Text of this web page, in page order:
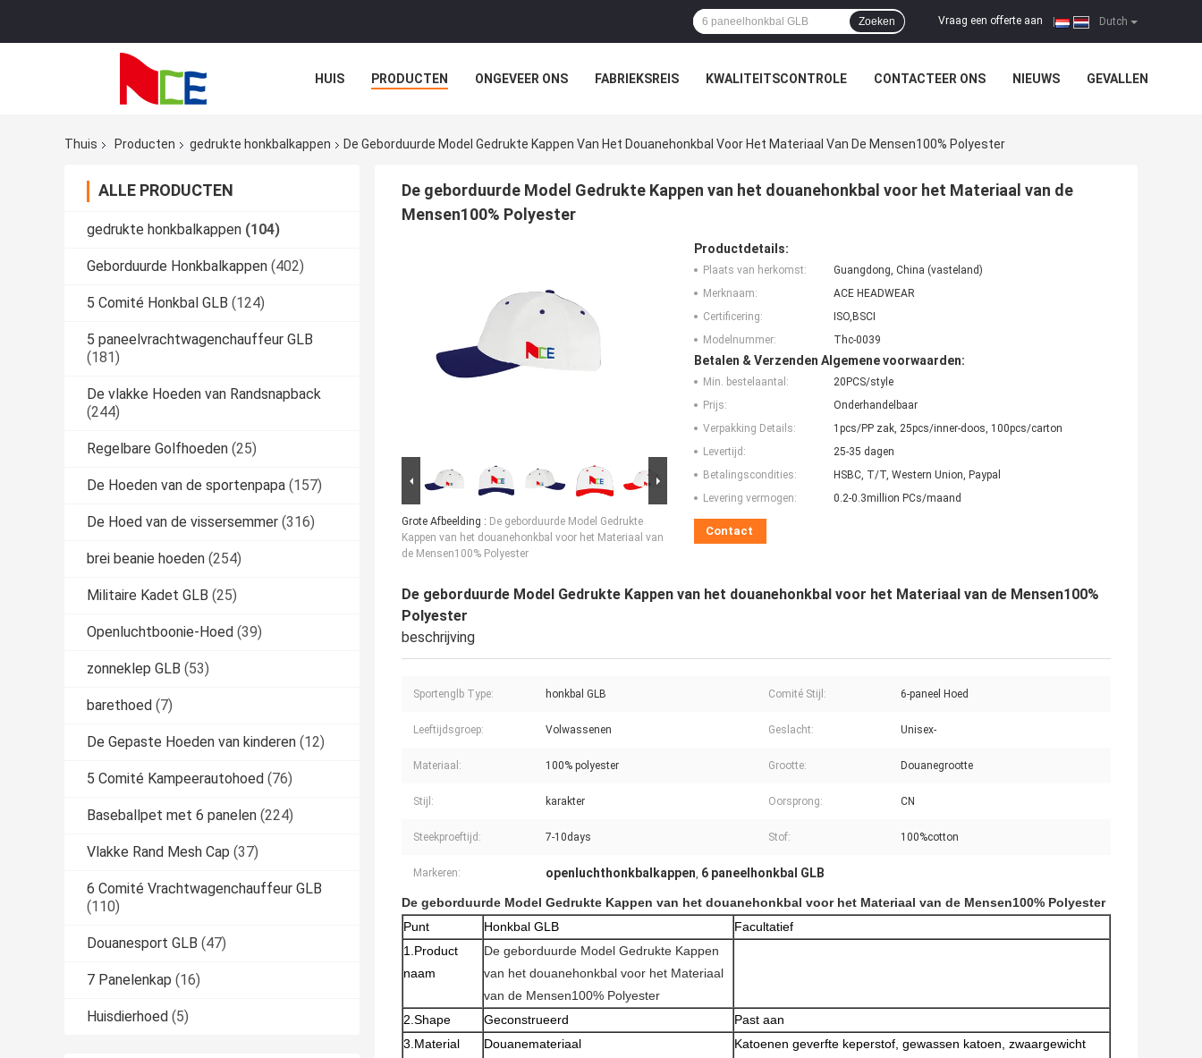
Dutch
Vraag een offerte aan
Zoeken
HUIS PRODUCTEN ONGEVEER ONS FABRIEKSREIS KWALITEITSCONTROLE CONTACTEER ONS NIEUWS GEVALLEN
Thuis Producten gedrukte honkbalkappen De Geborduurde Model Gedrukte Kappen Van Het Douanehonkbal Voor Het Materiaal Van De Mensen100% Polyester
ALLE PRODUCTEN
gedrukte honkbalkappen (104)
Geborduurde Honkbalkappen (402)
5 Comité Honkbal GLB (124)
5 paneelvrachtwagenchauffeur GLB
(181)
De vlakke Hoeden van Randsnapback
(244)
Regelbare Golfhoeden (25)
De Hoeden van de sportenpapa (157)
De Hoed van de vissersemmer (316)
brei beanie hoeden (254)
Militaire Kadet GLB (25)
Openluchtboonie-Hoed (39)
zonneklep GLB (53)
barethoed (7)
De Gepaste Hoeden van kinderen (12)
5 Comité Kampeerautohoed (76)
Baseballpet met 6 panelen (224)
Vlakke Rand Mesh Cap (37)
6 Comité Vrachtwagenchauffeur GLB
(110)
Douanesport GLB (47)
7 Panelenkap (16)
Huisdierhoed (5)
De geborduurde Model Gedrukte Kappen van het douanehonkbal voor het Materiaal van de
Mensen100% Polyester
Grote Afbeelding : De geborduurde Model Gedrukte
Kappen van het douanehonkbal voor het Materiaal van
de Mensen100% Polyester
Productdetails:
Plaats van herkomst:
Guangdong, China (vasteland)
Merknaam:
ACE HEADWEAR
Certificering:
ISO,BSCI
Modelnummer:
Thc-0039
Betalen & Verzenden Algemene voorwaarden:
Min. bestelaantal:
20PCS/style
Prijs:
Onderhandelbaar
Verpakking Details:
1pcs/PP zak, 25pcs/inner-doos, 100pcs/carton
Levertijd:
25-35 dagen
Betalingscondities:
HSBC, T/T, Western Union, Paypal
Levering vermogen:
0.2-0.3million PCs/maand
Contact
De geborduurde Model Gedrukte Kappen van het douanehonkbal voor het Materiaal van de Mensen100%
Polyester
beschrijving
Sportenglb Type: honkbal GLB Comité Stijl: 6-paneel Hoed
Leeftijdsgroep: Volwassenen Geslacht: Unisex-
Materiaal: 100% polyester Grootte: Douanegrootte
Stijl: karakter Oorsprong: CN
Steekproeftijd: 7-10days Stof: 100%cotton
Markeren: openluchthonkbalkappen, 6 paneelhonkbal GLB
De geborduurde Model Gedrukte Kappen van het douanehonkbal voor het Materiaal van de Mensen100% Polyester
Punt
Honkbal GLB
Facultatief
1.Product
naam
De geborduurde Model Gedrukte Kappen
van het douanehonkbal voor het Materiaal
van de Mensen100% Polyester
2.Shape
Geconstrueerd
Past aan
3.Material
Douanemateriaal
Katoenen geverfte keperstof, gewassen katoen, zwaargewicht